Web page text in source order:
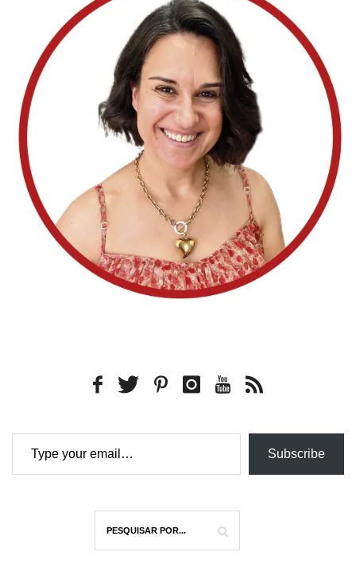
Type your email…
Subscribe